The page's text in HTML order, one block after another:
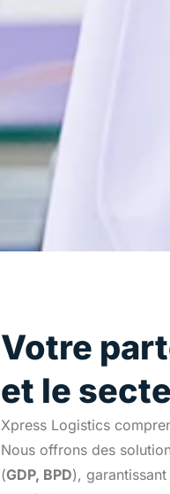
Votre
et le
Xpress Logistics
Nous offrons des
(GDP, BPD), garantissant